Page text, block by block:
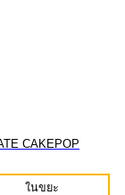
CAKEPOP
ในขยะ